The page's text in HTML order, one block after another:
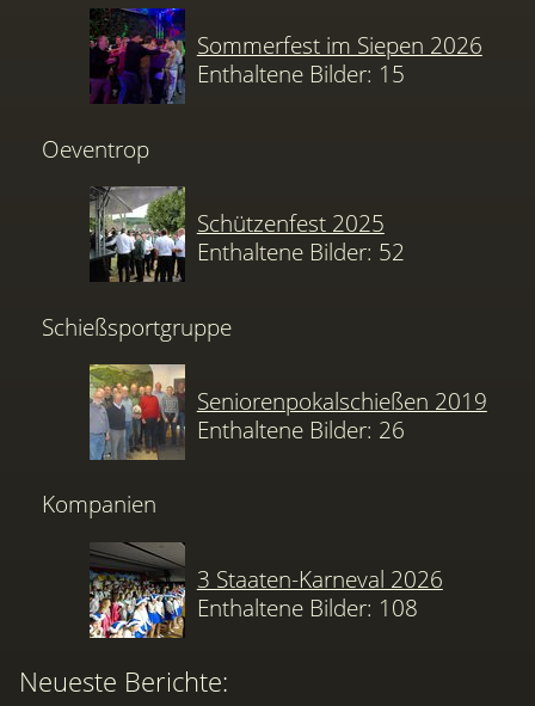
Sommerfest im Siepen 2026
Enthaltene Bilder: 15
Oeventrop
Schützenfest 2025
Enthaltene Bilder: 52
Schießsportgruppe
Seniorenpokalschießen 2019
Enthaltene Bilder: 26
Kompanien
3 Staaten-Karneval 2026
Enthaltene Bilder: 108
Neueste Berichte: